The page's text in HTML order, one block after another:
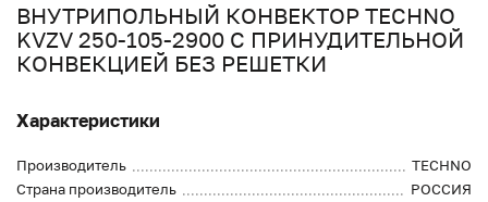
ВНУТРИПОЛЬНЫЙ КОНВЕКТОР TECHNO
KVZV 250-105-2900 С ПРИНУДИТЕЛЬНОЙ
КОНВЕКЦИЕЙ БЕЗ РЕШЕТКИ
Характеристики
Производитель
TECHNO
Страна производитель
РОССИЯ